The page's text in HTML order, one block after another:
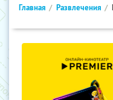
Главная Развлечения